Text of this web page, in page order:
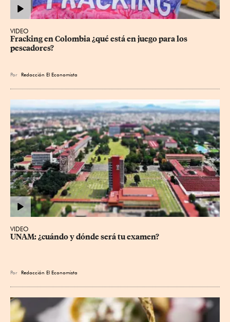
VIDEO
Fracking en Colombia ¿qué está en juego para los
pescadores?
Por Redacción El Economista
VIDEO
UNAM: ¿cuándo y dónde será tu examen?
Por Redacción El Economista